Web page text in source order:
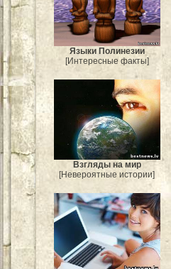
Языки Полинезии
[Интересные факты]
Взгляды на мир
[Невероятные истории]